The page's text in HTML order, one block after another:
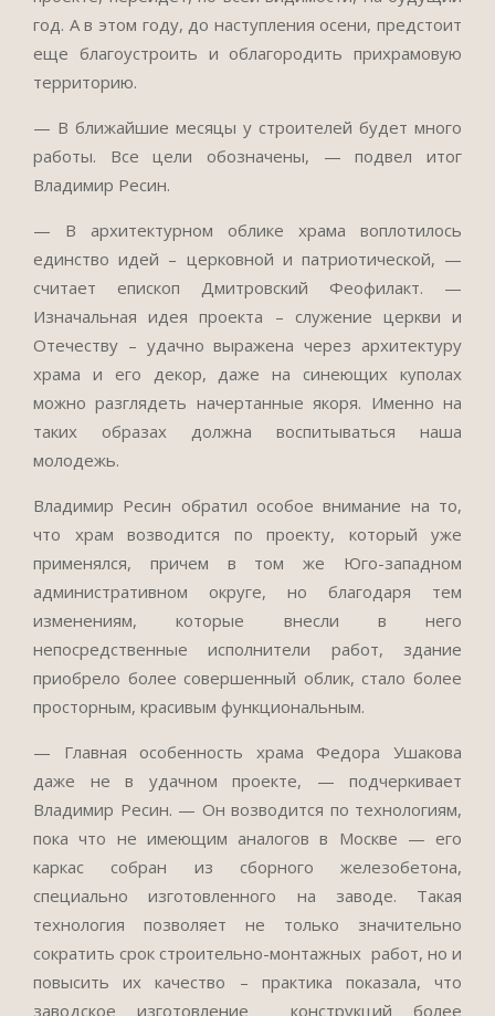
год. А в этом году, до наступления осени, предстоит
еще благоустроить и облагородить прихрамовую
территорию.
— В ближайшие месяцы у строителей будет много
работы. Все цели обозначены, — подвел итог
Владимир Ресин.
— В архитектурном облике храма воплотилось
единство идей – церковной и патриотической, —
считает епископ Дмитровский Феофилакт. —
Изначальная идея проекта – служение церкви и
Отечеству – удачно выражена через архитектуру
храма и его декор, даже на синеющих куполах
можно разглядеть начертанные якоря. Именно на
таких образах должна воспитываться наша
молодежь.
Владимир Ресин обратил особое внимание на то,
что храм возводится по проекту, который уже
применялся, причем в том же Юго-западном
административном округе, но благодаря тем
изменениям, которые внесли в него
непосредственные исполнители работ, здание
приобрело более совершенный облик, стало более
просторным, красивым функциональным.
— Главная особенность храма Федора Ушакова
даже не в удачном проекте, — подчеркивает
Владимир Ресин. — Он возводится по технологиям,
пока что не имеющим аналогов в Москве — его
каркас собран из сборного железобетона,
специально изготовленного на заводе. Такая
технология позволяет не только значительно
сократить срок строительно-монтажных работ, но и
повысить их качество – практика показала, что
заводское изготовление конструкций более